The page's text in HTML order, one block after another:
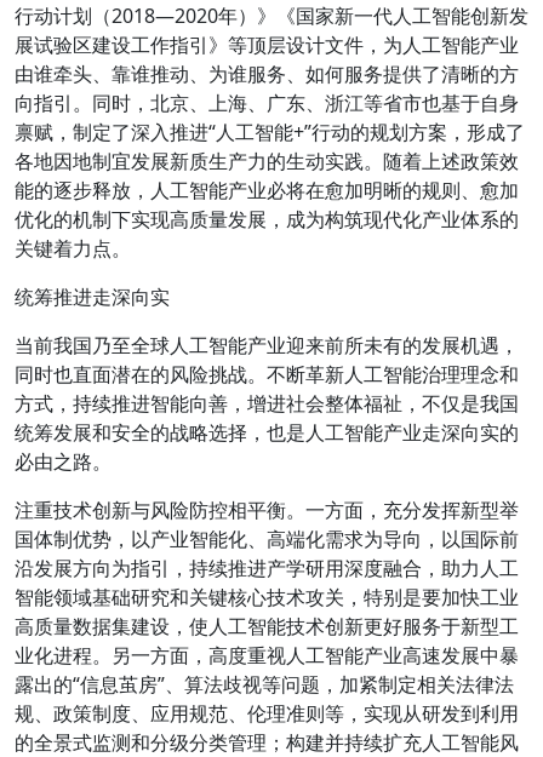
行动计划（2018—2020年）》《国家新一代人工智能创新发
展试验区建设工作指引》等顶层设计文件，为人工智能产业
由谁牵头、靠谁推动、为谁服务、如何服务提供了清晰的方
向指引。同时，北京、上海、广东、浙江等省市也基于自身
禀赋，制定了深入推进“人工智能+”行动的规划方案，形成了
各地因地制宜发展新质生产力的生动实践。随着上述政策效
能的逐步释放，人工智能产业必将在愈加明晰的规则、愈加
优化的机制下实现高质量发展，成为构筑现代化产业体系的
关键着力点。
统筹推进走深向实
当前我国乃至全球人工智能产业迎来前所未有的发展机遇，
同时也直面潜在的风险挑战。不断革新人工智能治理理念和
方式，持续推进智能向善，增进社会整体福祉，不仅是我国
统筹发展和安全的战略选择，也是人工智能产业走深向实的
必由之路。
注重技术创新与风险防控相平衡。一方面，充分发挥新型举
国体制优势，以产业智能化、高端化需求为导向，以国际前
沿发展方向为指引，持续推进产学研用深度融合，助力人工
智能领域基础研究和关键核心技术攻关，特别是要加快工业
高质量数据集建设，使人工智能技术创新更好服务于新型工
业化进程。另一方面，高度重视人工智能产业高速发展中暴
露出的“信息茧房”、算法歧视等问题，加紧制定相关法律法
规、政策制度、应用规范、伦理准则等，实现从研发到利用
的全景式监测和分级分类管理；构建并持续扩充人工智能风